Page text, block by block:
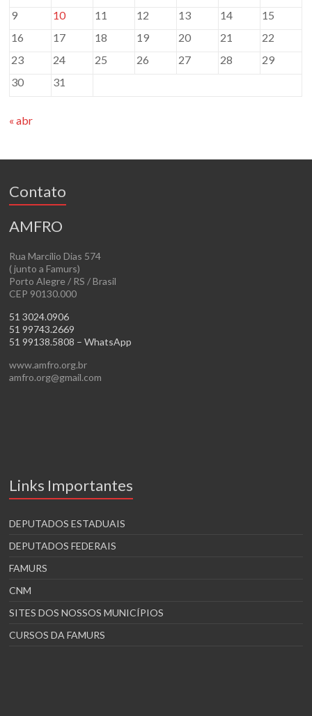
9
10 11 12 13 14
15
16
17 18 19 20 21
22
23
24 25 26 27 28
29
30
31
« abr
Contato
AMFRO
Rua Marcílio Dias 574
( junto a Famurs)
Porto Alegre / RS / Brasil
CEP 90130.000
51 3024.0906
51 99743.2669
51 99138.5808 – WhatsApp
www.amfro.org.br
amfro.org@gmail.com
Links Importantes
DEPUTADOS ESTADUAIS
DEPUTADOS FEDERAIS
FAMURS
CNM
SITES DOS NOSSOS MUNICÍPIOS
CURSOS DA FAMURS